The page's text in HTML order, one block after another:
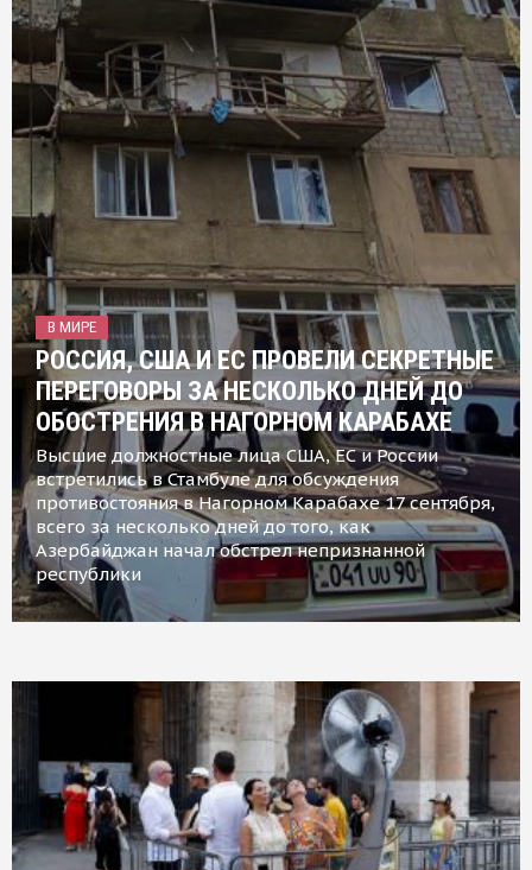
В МИРЕ
РОССИЯ, США И ЕС ПРОВЕЛИ СЕКРЕТНЫЕ
ПЕРЕГОВОРЫ ЗА НЕСКОЛЬКО ДНЕЙ ДО
ОБОСТРЕНИЯ В НАГОРНОМ КАРАБАХЕ
Высшие должностные лица США, ЕС и России
встретились в Стамбуле для обсуждения
противостояния в Нагорном Карабахе 17 сентября,
всего за несколько дней до того, как
Азербайджан начал обстрел непризнанной
республики